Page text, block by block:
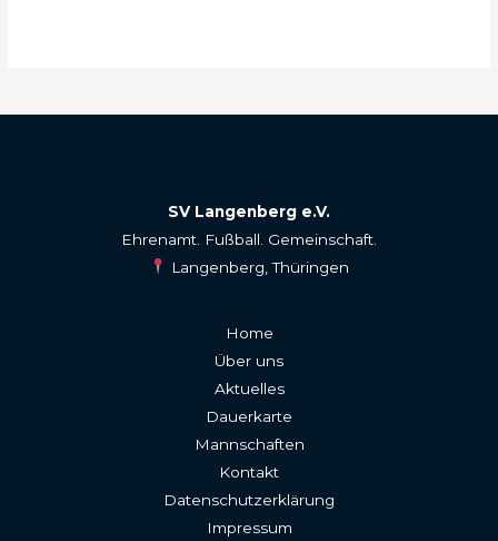
SV Langenberg e.V.
Ehrenamt. Fußball. Gemeinschaft.
Langenberg, Thüringen
Home
Über uns
Aktuelles
Dauerkarte
Mannschaften
Kontakt
Datenschutzerklärung
Impressum